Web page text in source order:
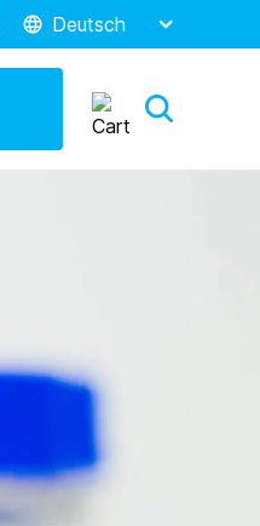
Deutsch